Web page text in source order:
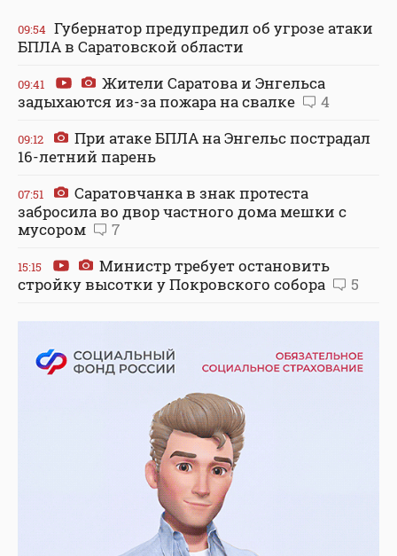
09:54 Губернатор предупредил об угрозе атаки
БПЛА в Саратовской области
09:41
Жители Саратова и Энгельса
задыхаются из-за пожара на свалке
4
09:12
При атаке БПЛА на Энгельс пострадал
16-летний парень
07:51
Саратовчанка в знак протеста
забросила во двор частного дома мешки с
мусором
7
15:15
Министр требует остановить
стройку высотки у Покровского собора
5